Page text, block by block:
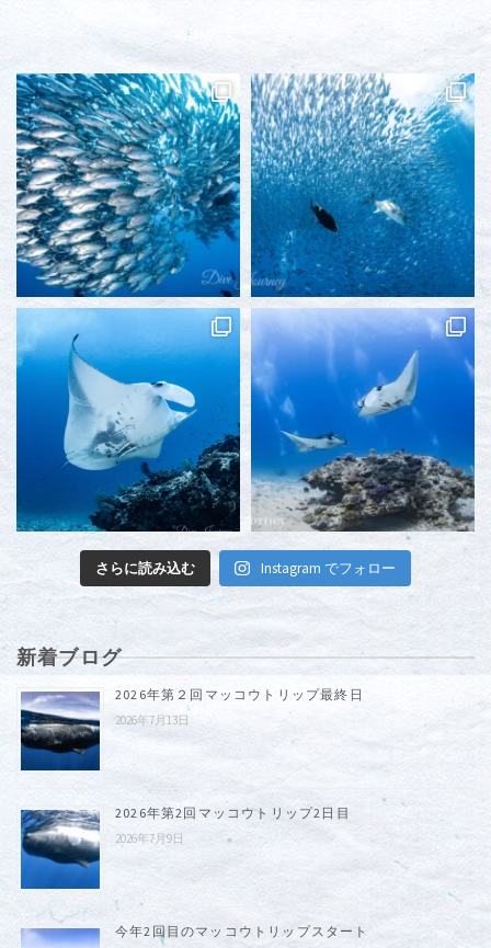
さらに読み込む Instagram でフォロー
新着ブログ
2026年第２回マッコウトリップ最終日
2026年7月13日
2026年第2回マッコウトリップ2日目
2026年7月9日
今年2回目のマッコウトリップスタート